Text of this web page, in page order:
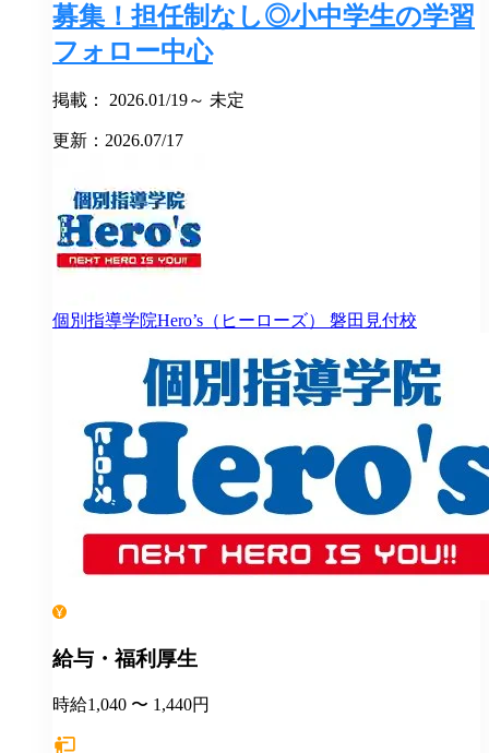
募集！担任制なし◎小中学生の学習
フォロー中心
掲載： 2026.01/19～ 未定
更新：2026.07/17
個別指導学院Hero’s（ヒーローズ） 磐田見付校
給与・福利厚生
時給1,040 〜 1,440円